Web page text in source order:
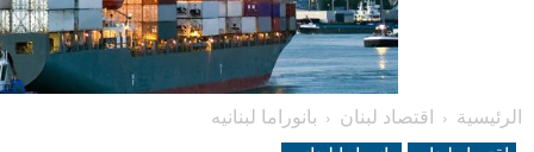
الرئيسية اقتصاد لبنان
بانوراما لبنانیه